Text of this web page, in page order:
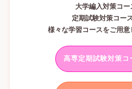
大学編入対策コー
定期試験対策コー
様々な学習コースをご用意
高専定期試験対策コ